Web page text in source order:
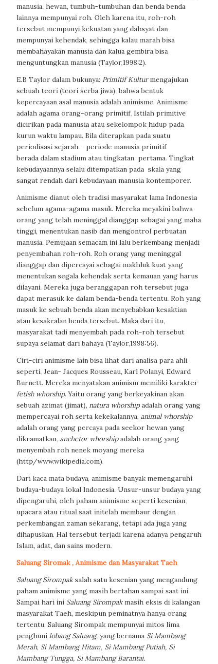
manusia, hewan, tumbuh-tumbuhan dan benda benda
lainnya mempunyai roh. Oleh karena itu, roh-roh
tersebut mempunyi kekuatan yang dahsyat dan
mempunyai kehendak, sehingga kalau marah bisa
membahayakan manusia dan kalua gembira bisa
menguntungkan manusia (Taylor,1998:2).
E.B Taylor dalam bukunya: Primitif Kulturmengajukan
sebuah teori (teori serba jiwa), bahwa bentuk
kepercayaan asal manusia adalah animisme. Animisme
adalah agama orang-orang primitif, Istilah primitive
dicirikan pada manusia atau sekelompok hidup pada
kurun waktu lampau. Bila diterapkan pada suatu
periodisasi sejarah – periode manusia primitif
berada dalam stadium atau tingkatan pertama. Tingkat
kebudayaannya selalu ditempatkan pada skala yang
sangat rendah dari kebudayaan manusia kontemporer.
Animisme dianut oleh tradisi masyarakat lama Indonesia
sebelum agama-agama masuk. Mereka meyakini bahwa
orang yang telah meninggal dianggap sebagai yang maha
tinggi, menentukan nasib dan mengontrol perbuatan
manusia. Pemujaan semacam ini lalu berkembang menjadi
penyembahan roh-roh. Roh orang yang meninggal
dianggap dan dipercayai sebagai makhluk kuat yang
menentukan segala kehendak serta kemauan yang harus
dilayani. Mereka juga beranggapan roh tersebut juga
dapat merasuk ke dalam benda-benda tertentu. Roh yang
masuk ke sebuah benda akan menyebabkan kesaktian
atau kesakralan benda tersebut. Maka dari itu,
masyarakat tadi menyembah pada roh-roh tersebut
supaya selamat dari bahaya (Taylor,1998:56).
Ciri-ciri animisme lain bisa lihat dari analisa para ahli
seperti, Jean- Jacques Rousseau, Karl Polanyi, Edward
Burnett. Mereka menyatakan animism memiliki karakter
fetish whorship. Yaitu orang yang berkeyakinan akan
sebuah azimat (jimat), natura whorshipadalah orang yang
mempercayai roh serta kekekalannya, animal whorship
adalah orang yang percaya pada seekor hewan yang
dikramatkan, anchetor whorshipadalah orang yang
menyembah roh nenek moyang mereka
(http/www.wikipedia.com).
Dari kaca mata budaya, animisme banyak memengaruhi
budaya-budaya lokal Indonesia. Unsur-unsur budaya yang
dipengaruhi, oleh paham animisme seperti kesenian,
upacara atau ritual saat initelah membaur dengan
perkembangan zaman sekarang, tetapi ada juga yang
dihapuskan. Hal tersebut terjadi karena adanya pengaruh
Islam, adat, dan sains modern.
Saluang Siromak , Animisme dan Masyarakat Taeh
Saluang Sirompaksalah satu kesenian yang mengandung
paham animisme yang masih bertahan sampai saat ini.
Sampai hari ini Saluang Sirompakmasih eksis di kalangan
masyarakat Taeh, meskipun peminatnya hanya orang
tertentu. Saluang Sirompakmempunyai mitos lima
penghuni lobang Saluang, yang bernama Si Mambang
Merah, Si Mambang Hitam, Si Mambang Putiah, Si
Mambang Tungga, Si Mambang Barantai.